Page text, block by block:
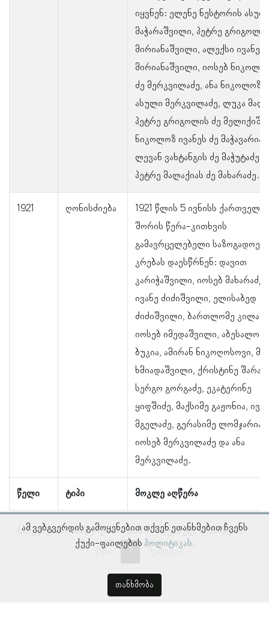
წელი ტიპი მოკლე აღწერა
იყვნენ: ელენე ნესტორის
მაჭარაშვილი, პეტრე
მირიანაშვილი, ალექსი ივანეს
მირიანაშვილი, იოსებ
ძე მერკვილაძე, ანა
ასული მერკვილაძე, ლუკა
პეტრე გრიგოლის ძე
ნიკოლოზ ივანეს ძე
ლევან ვახტანგის ძე მაჭუტაძე
პეტრე მალაქიას ძე მახარაძე.
1921 ღონისძიება
1921 წლის 5 ივნისს
შორის წერა-კითხვის
გამავრცელებელი
კრებას დაესწრნენ: დავით
კარიჭაშვილი, იოსებ მახარაძე,
ივანე ძიძიშვილი, ელისაბედ
ძიძიშვილი, ბართლომე
იოსებ იმედაშვილი, აბესალომ
ბუკია, ამირან ნიკოღოსოვი,
ხმიადაშვილი, ქრისტინე
სერგო გორგაძე, ეკატერინე
ყიფშიძე, მაქსიმე გაჟონია,
მგელაძე, გერასიმე ლომჯარია,
იოსებ მერკვილაძე და ანა
მერკვილაძე.
ნაჩვენებია ჩანაწერები 1–დან 4–მდე, სულ 4 ჩანაწერი
წინა
შემდეგი
ამ ვებგვერდის გამოყენებით თქვენ ეთანხმებით ჩვენს
ქუქი-ფაილების პოლიტიკას.
თანხმობა